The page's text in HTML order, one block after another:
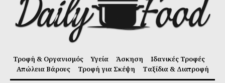
Τροφή & Οργανισμός Υγεία Άσκηση
Ιδανικές Τροφές
Απώλεια Βάρους
Τροφή για Σκέψη Ταξίδια & Διατροφή